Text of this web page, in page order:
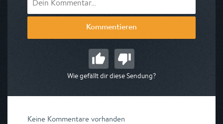
Kommentieren
Wie gefällt dir diese Sendung?
Keine Kommentare vorhanden